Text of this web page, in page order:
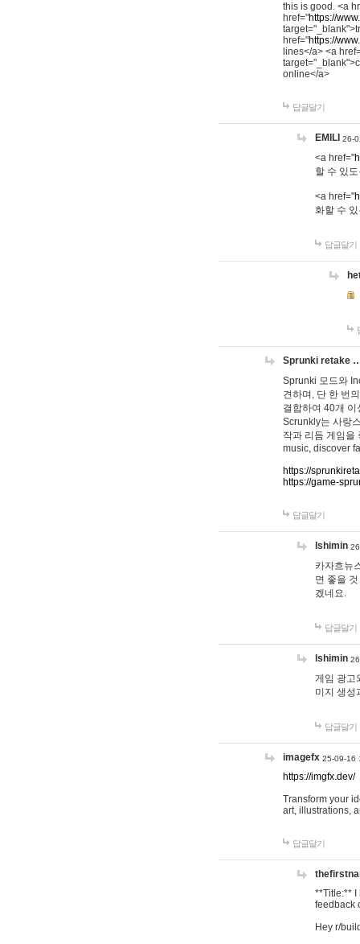
this is good. <a
href="https://
href="https://
lines</a> <a
online</a>
답글달기
EMILI 26-
<a href="
할 수 있
<a href="
화할 수
답글달기
Sprunki retake
Sprunki 모드와
견하며, 단 한 번
결합하여 40개
Scrunkly는 사랑
작과 리듬 게임을
music, discover
https://
https://game-
답글달기
lshimin
카자흐뉴
면 좋을
겠네요.
답글달기
lshimin
게임 광고
미지 생성
답글달기
imagefx 25-09-16
https://imgfx.dev/
Transform your
art, illustrations,
답글달기
**Title:** I
feedback
Hey r/